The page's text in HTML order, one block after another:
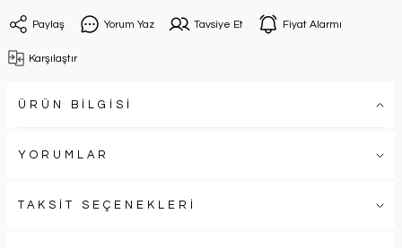
Paylaş Yorum Yaz Tavsiye Et Fiyat Alarmı
Karşılaştır
ÜRÜN BİLGİSİ
YORUMLAR
TAKSİT SEÇENEKLERİ